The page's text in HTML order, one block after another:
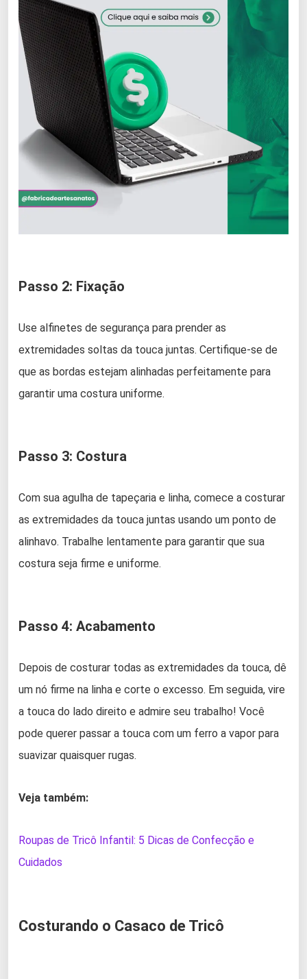
Passo 2: Fixação
Use alfinetes de segurança para prender as
extremidades soltas da touca juntas. Certifique-se de
que as bordas estejam alinhadas perfeitamente para
garantir uma costura uniforme.
Passo 3: Costura
Com sua agulha de tapeçaria e linha, comece a costurar
as extremidades da touca juntas usando um ponto de
alinhavo. Trabalhe lentamente para garantir que sua
costura seja firme e uniforme.
Passo 4: Acabamento
Depois de costurar todas as extremidades da touca, dê
um nó firme na linha e corte o excesso. Em seguida, vire
a touca do lado direito e admire seu trabalho! Você
pode querer passar a touca com um ferro a vapor para
suavizar quaisquer rugas.
Veja também:
Roupas de Tricô Infantil: 5 Dicas de Confecção e
Cuidados
Costurando o Casaco de Tricô